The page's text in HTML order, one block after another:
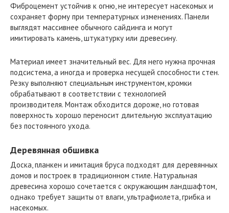
Фиброцемент устойчив к огню, не интересует насекомых и
сохраняет форму при температурных изменениях. Панели
выглядят массивнее обычного сайдинга и могут
имитировать камень, штукатурку или древесину.
Материал имеет значительный вес. Для него нужна прочная
подсистема, а иногда и проверка несущей способности стен.
Резку выполняют специальным инструментом, кромки
обрабатывают в соответствии с технологией
производителя. Монтаж обходится дороже, но готовая
поверхность хорошо переносит длительную эксплуатацию
без постоянного ухода.
Деревянная обшивка
Доска, планкен и имитация бруса подходят для деревянных
домов и построек в традиционном стиле. Натуральная
древесина хорошо сочетается с окружающим ландшафтом,
однако требует защиты от влаги, ультрафиолета, грибка и
насекомых.